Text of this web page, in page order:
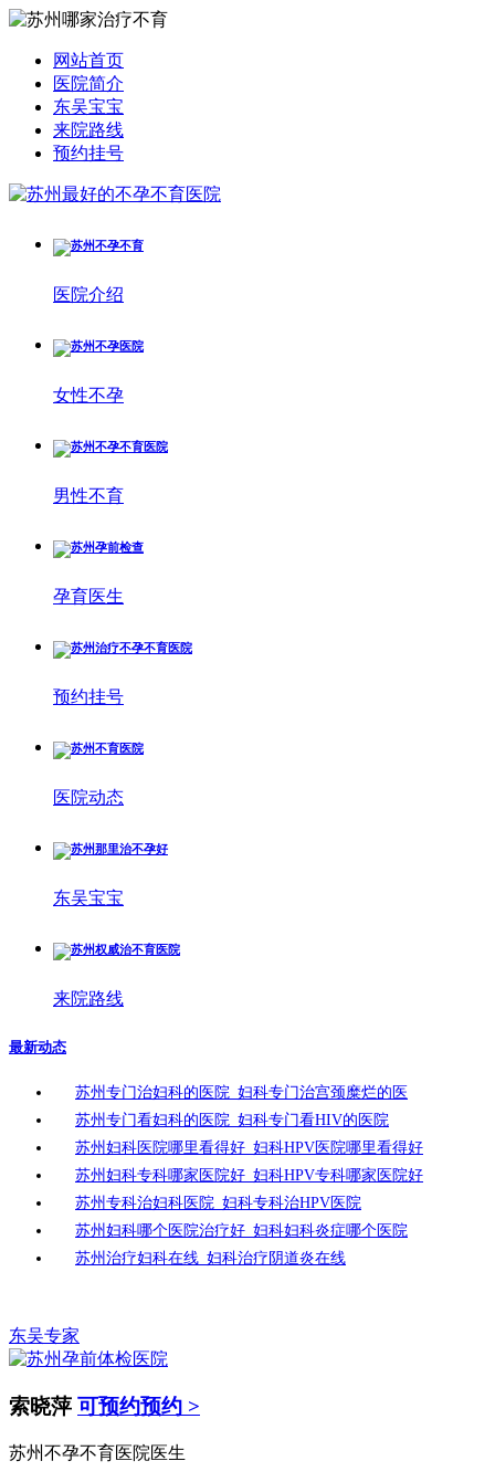
网站首页
医院简介
东吴宝宝
来院路线
预约挂号
医院介绍
女性不孕
男性不育
孕育医生
预约挂号
医院动态
东吴宝宝
来院路线
最新动态
苏州专门治妇科的医院_妇科专门治宫颈糜烂的医
苏州专门看妇科的医院_妇科专门看HIV的医院
苏州妇科医院哪里看得好_妇科HPV医院哪里看得好
苏州妇科专科哪家医院好_妇科HPV专科哪家医院好
苏州专科治妇科医院_妇科专科治HPV医院
苏州妇科哪个医院治疗好_妇科妇科炎症哪个医院
苏州治疗妇科在线_妇科治疗阴道炎在线
东吴专家
索晓萍 可预约预约 >
苏州不孕不育医院医生